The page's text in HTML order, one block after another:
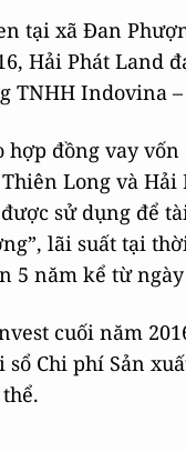
tại xã Đan
Hải Phát Land
TNHH Indovina
đồng vay
Long và
sử dụng để
lãi suất tại
5 năm kể từ
cuối năm
Chi phí Sản